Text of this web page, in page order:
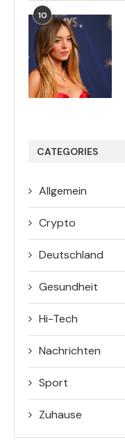
10
CATEGORIES
Allgemein
Crypto
Deutschland
Gesundheit
Hi-Tech
Nachrichten
Sport
Zuhause